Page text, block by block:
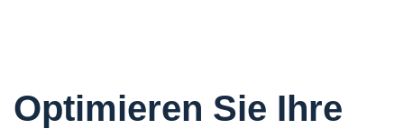
Optimieren Sie Ihre